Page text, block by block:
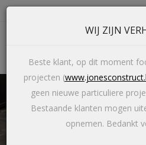
APPARATUUR //
LANDELIJKE
WIJ ZIJN
Beste klant, op dit moment
projecten (
geen nieuwe particuliere
Bestaande klanten mogen
opnemen. Bedankt